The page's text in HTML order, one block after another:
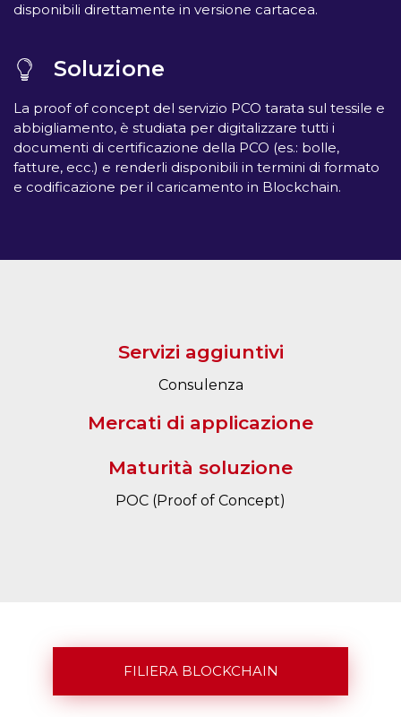
disponibili direttamente in versione cartacea.
Soluzione
La proof of concept del servizio PCO tarata sul tessile e
abbigliamento, è studiata per digitalizzare tutti i
documenti di certificazione della PCO (es.: bolle,
fatture, ecc.) e renderli disponibili in termini di formato
e codificazione per il caricamento in Blockchain.
Servizi aggiuntivi
Consulenza
Mercati di applicazione
Maturità soluzione
POC (Proof of Concept)
FILIERA BLOCKCHAIN